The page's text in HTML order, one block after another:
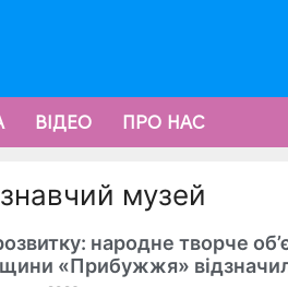
ВІДЕО ПРО НАС
музей
народне творче
«Прибужжя»